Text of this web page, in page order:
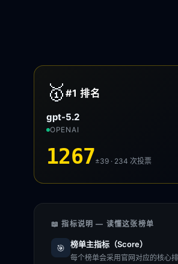
🥇 #1排名
gpt-5.2
OPENAI
1267±39 · 234次投票
📖 指标说明 — 读懂这张榜单
🎯 榜单主指标（Score）
每个榜单会采用官网对应的核心